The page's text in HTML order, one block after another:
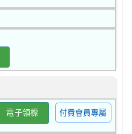
電子領標 付費會員專屬